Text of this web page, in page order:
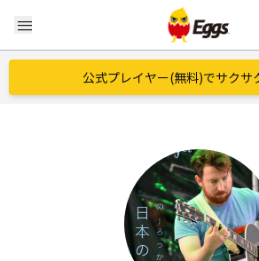
menu
公式プレイヤー(無料)でサクサ